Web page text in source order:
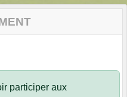
participer aux